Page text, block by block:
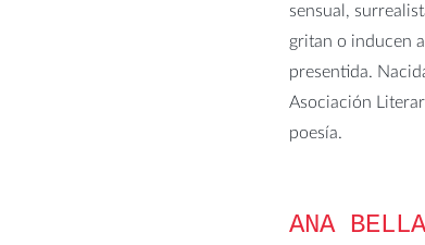
sensual,
gritan o inducen
presentida.
Asociación
poesía.
ANA